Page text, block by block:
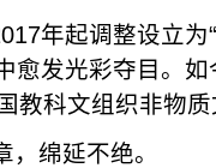
年起调整设立
愈发光彩夺目。
教科文组织非物
绵延不绝。